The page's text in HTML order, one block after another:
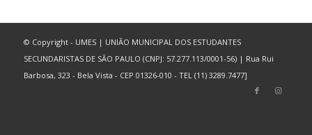
© Copyright - UMES | UNIÃO MUNICIPAL DOS ESTUDANTES
SECUNDARISTAS DE SÃO PAULO (CNPJ: 57.277.113/0001-56) | Rua Rui
Barbosa, 323 - Bela Vista - CEP 01326-010 - TEL (11) 3289.7477]